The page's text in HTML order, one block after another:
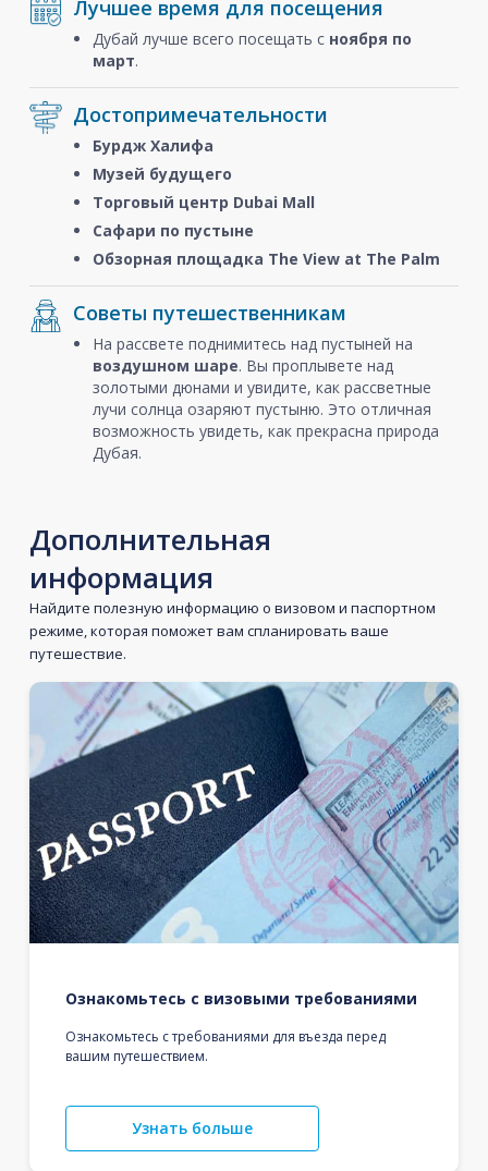
Лучшее время для посещения
Дубай лучше всего посещать с ноября по
март.
Достопримечательности
Бурдж Халифа
Музей будущего
Торговый центр Dubai Mall
Сафари по пустыне
Обзорная площадка The View at The Palm
Советы путешественникам
На рассвете поднимитесь над пустыней на
воздушном шаре. Вы проплывете над
золотыми дюнами и увидите, как рассветные
лучи солнца озаряют пустыню. Это отличная
возможность увидеть, как прекрасна природа
Дубая.
Дополнительная
информация
Найдите полезную информацию о визовом и паспортном
режиме, которая поможет вам спланировать ваше
путешествие.
Ознакомьтесь с визовыми требованиями
Ознакомьтесь с требованиями для въезда перед
вашим путешествием.
Узнать больше